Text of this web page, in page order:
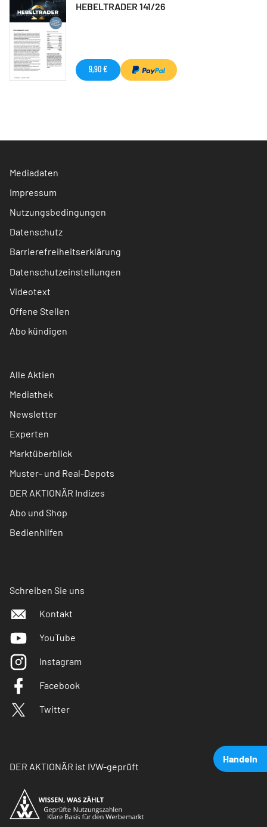
Handeln
HEBELTRADER 141/26
9,90 €
Mediadaten
Impressum
Nutzungsbedingungen
Datenschutz
Barrierefreiheitserklärung
Datenschutzeinstellungen
Videotext
Offene Stellen
Abo kündigen
Alle Aktien
Mediathek
Newsletter
Experten
Marktüberblick
Muster- und Real-Depots
DER AKTIONÄR Indizes
Abo und Shop
Bedienhilfen
Schreiben Sie uns
Kontakt
YouTube
Instagram
Facebook
Twitter
DER AKTIONÄR ist IVW-geprüft